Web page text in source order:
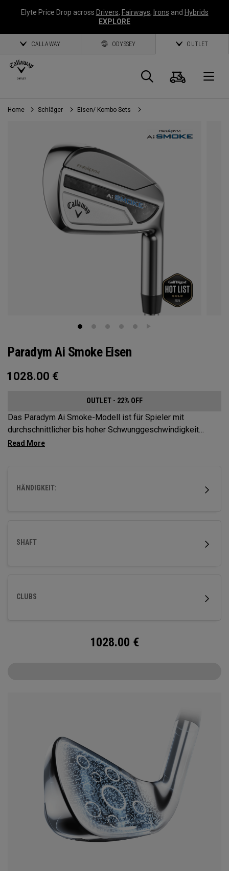
Elyte Price Drop across Drivers, Fairways, Irons and Hybrids
EXPLORE
CALLAWAY ODYSSEY OUTLET
Suche
Home Schläger Eisen/ Kombo Sets
Paradym Ai Smoke Eisen
1028.00 €
OUTLET - 22% OFF
Das Paradym Ai Smoke-Modell ist für Spieler mit
durchschnittlicher bis hoher Schwunggeschwindigkeit
konzipiert, die ihre Weite maximieren und Streuung
HÄNDIGKEIT:
SHAFT
CLUBS
1028.00 €